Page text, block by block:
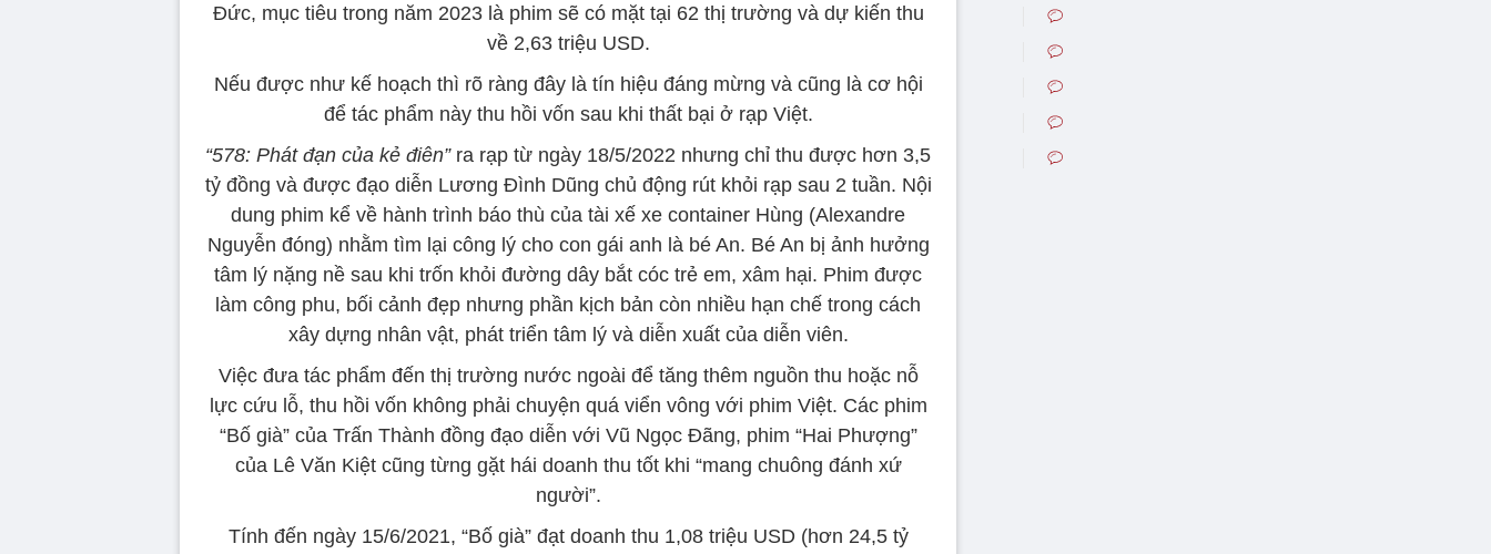
Đức, mục tiêu trong năm 2023 là phim sẽ có mặt tại 62 thị trường và dự kiến thu
về 2,63 triệu USD.
Nếu được như kế hoạch thì rõ ràng đây là tín hiệu đáng mừng và cũng là cơ hội
để tác phẩm này thu hồi vốn sau khi thất bại ở rạp Việt.
“578: Phát đạn của kẻ điên”ra rạp từ ngày 18/5/2022 nhưng chỉ thu được hơn 3,5
tỷ đồng và được đạo diễn Lương Đình Dũng chủ động rút khỏi rạp sau 2 tuần. Nội
dung phim kể về hành trình báo thù của tài xế xe container Hùng (Alexandre
Nguyễn đóng) nhằm tìm lại công lý cho con gái anh là bé An. Bé An bị ảnh hưởng
tâm lý nặng nề sau khi trốn khỏi đường dây bắt cóc trẻ em, xâm hại. Phim được
làm công phu, bối cảnh đẹp nhưng phần kịch bản còn nhiều hạn chế trong cách
xây dựng nhân vật, phát triển tâm lý và diễn xuất của diễn viên.
Việc đưa tác phẩm đến thị trường nước ngoài để tăng thêm nguồn thu hoặc nỗ
lực cứu lỗ, thu hồi vốn không phải chuyện quá viển vông với phim Việt. Các phim
“Bố già” của Trấn Thành đồng đạo diễn với Vũ Ngọc Đãng, phim “Hai Phượng”
của Lê Văn Kiệt cũng từng gặt hái doanh thu tốt khi “mang chuông đánh xứ
người”.
Tính đến ngày 15/6/2021, “Bố già” đạt doanh thu 1,08 triệu USD (hơn 24,5 tỷ